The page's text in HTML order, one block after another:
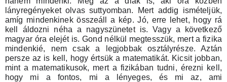
lányregényeket olvas suttyomban. Mert addig ismételjük,
amíg mindenkinek összeáll a kép. Jó, erre lehet, hogy rá
kell áldozni néha a nagyszünetet is. Vagy a következő
magyar óra elejét is. Gond nélkül megtesszük, mert a fizika
mindenkié, nem csak a legjobbak osztályrésze. Aztán
persze az is kell, hogy értsük a matematikát. Kicsit jobban,
mint a matematikusok, mert a fizikában tudni, érezni kell,
hogy mi a fontos, mi a lényeges, és mi az, ami